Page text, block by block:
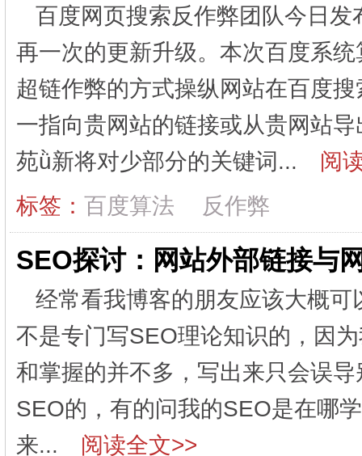
百度网页搜索反作弊团队今日
再一次的更新升级。本次百度系
超链作弊的方式操纵网站在百度
一指向贵网站的链接或从贵网站
苑ǜ新将对少部分的关键词...
阅
标签： 百度算法 反作弊
SEO探讨：网站外部链接与
经常看我博客的朋友应该大概
不是专门写SEO理论知识的，因
和掌握的并不多，写出来只会误
SEO的，有的问我的SEO是在哪
来...
阅读全文>>